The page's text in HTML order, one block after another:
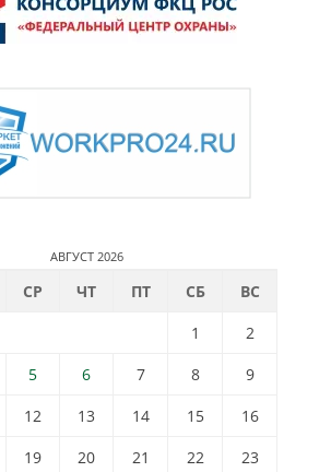
АВГУСТ 2026
СР ЧТ ПТ СБ
ВС
1
2
5 6 7 8
9
12 13 14 15
16
19 20 21 22
23